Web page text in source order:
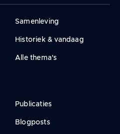
Samenleving
Historiek & vandaag
Alle thema's
Publicaties
Blogposts